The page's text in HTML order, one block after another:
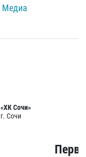
Медиа
«ХК Сочи»
г. Сочи